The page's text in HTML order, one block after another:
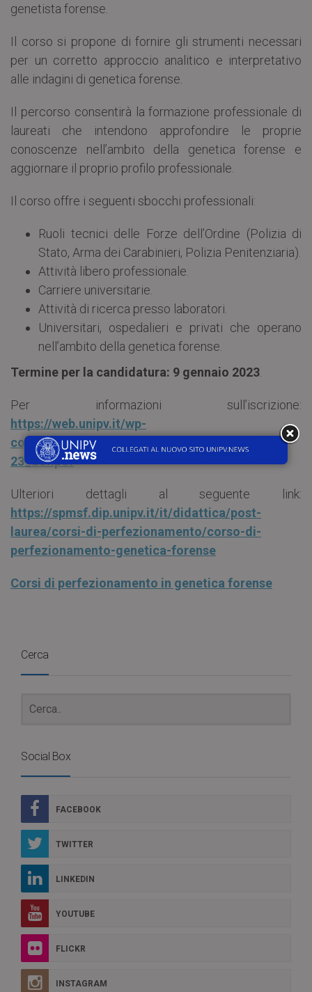
genetista forense.
Il corso si propone di fornire gli strumenti necessari
per un corretto approccio analitico e interpretativo
alle indagini di genetica forense.
Il percorso consentirà la formazione professionale di
laureati che intendono approfondire le proprie
conoscenze nell’ambito della genetica forense e
aggiornare il proprio profilo professionale.
Il corso offre i seguenti sbocchi professionali:
Ruoli tecnici delle Forze dell’Ordine (Polizia di
Stato, Arma dei Carabinieri, Polizia Penitenziaria).
Attività libero professionale.
Carriere universitarie.
Attività di ricerca presso laboratori.
Universitari, ospedalieri e privati che operano
nell’ambito della genetica forense.
Termine per la candidatura: 9 gennaio 2023
Per informazioni sull’iscrizione:
https://web.unipv.it/wp-
content/uploads/2022/09/Bando-Corsi-2022-
23_def.pdf
Ulteriori dettagli al seguente link:
https://spmsf.dip.unipv.it/it/didattica/post-
laurea/corsi-di-perfezionamento/corso-di-
perfezionamento-genetica-forense
Corsi di perfezionamento in genetica forense
Cerca
Social Box
FACEBOOK
TWITTER
LINKEDIN
YOUTUBE
FLICKR
INSTAGRAM